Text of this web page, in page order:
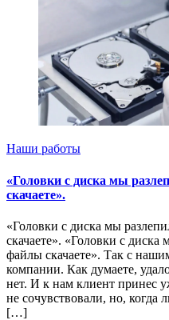
Наши работы
«Головки с диска мы
скачаете».
«Головки с диска мы
скачаете». «Головки с
файлы скачаете». Так с
компании. Как думаете,
нет. И к нам клиент принес
не сочувствовали, но, когда
[…]